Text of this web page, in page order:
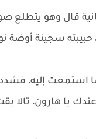
قال وهو يتطلع
حبيبته سجينة أوضة
استمعت إليه،
يا هارون، تالا